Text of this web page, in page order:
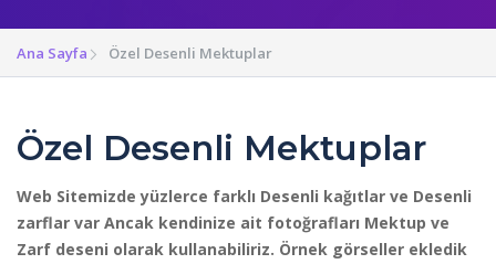
Ana Sayfa Özel Desenli Mektuplar
Özel Desenli Mektuplar
Web Sitemizde yüzlerce farklı Desenli kağıtlar ve Desenli
zarflar var Ancak kendinize ait fotoğrafları Mektup ve
Zarf deseni olarak kullanabiliriz. Örnek görseller ekledik